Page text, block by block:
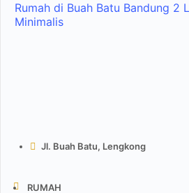
Rumah di Buah Batu Bandung 2
Minimalis
Jl. Buah Batu, Lengkong
RUMAH